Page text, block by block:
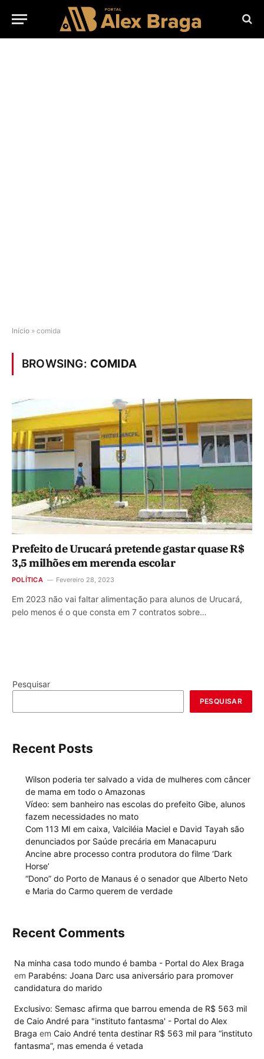
Início » comida
BROWSING: COMIDA
Prefeito de Urucará pretende gastar quase R$
3,5 milhões em merenda escolar
POLÍTICA Fevereiro 28, 2023
Em 2023 não vai faltar alimentação para alunos de Urucará,
pelo menos é o que consta em 7 contratos sobre…
Pesquisar
PESQUISAR
Recent Posts
Wilson poderia ter salvado a vida de mulheres com câncer
de mama em todo o Amazonas
Vídeo: sem banheiro nas escolas do prefeito Gibe, alunos
fazem necessidades no mato
Com 113 MI em caixa, Valciléia Maciel e David Tayah são
denunciados por Saúde precária em Manacapuru
Ancine abre processo contra produtora do filme ‘Dark
Horse’
“Dono” do Porto de Manaus é o senador que Alberto Neto
e Maria do Carmo querem de verdade
Recent Comments
Na minha casa todo mundo é bamba - Portal do Alex Braga
em Parabéns: Joana Darc usa aniversário para promover
candidatura do marido
Exclusivo: Semasc afirma que barrou emenda de R$ 563 mil
de Caio André para "instituto fantasma' - Portal do Alex
Braga em Caio André tenta destinar R$ 563 mil para “instituto
fantasma”, mas emenda é vetada